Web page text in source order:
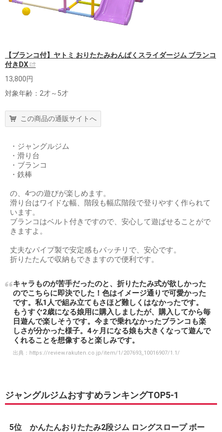
【ブランコ付】ヤトミ おりたたみわんぱくスライダージム ブランコ
付きDX
13,800円
対象年齢：2才～5才
この商品の通販サイトへ
・ジャングルジム
・滑り台
・ブランコ
・鉄棒
の、4つの遊びが楽しめます。
滑り台はワイドな幅、階段も幅広階段で登りやすく作られて
います。
ブランコはベルト付きですので、安心して遊ばせることがで
きますよ。
丈夫なパイプ製で安定感もバッチリで、安心です。
折りたたんで収納もできますので便利です。
キャラものが苦手だったのと、折りたたみ式が欲しかった
のでこちらに即決でした！色はイメージ通りで可愛かった
です。私1人で組み立てもさほど難しくはなかったです。
もうすぐ2歳になる娘用に購入しましたが、購入してから毎
日遊んで楽しそうです。今まで乗れなかったブランコも楽
しさが分かった様子。4ヶ月になる娘も大きくなって遊んで
くれることを想像すると楽しみです。
出典： https://review.rakuten.co.jp/item/1/207693_10016907/1.1/
ジャングルジムおすすめランキングTOP5-1
5位 かんたんおりたたみ2段ジム ロングスロープ ボー